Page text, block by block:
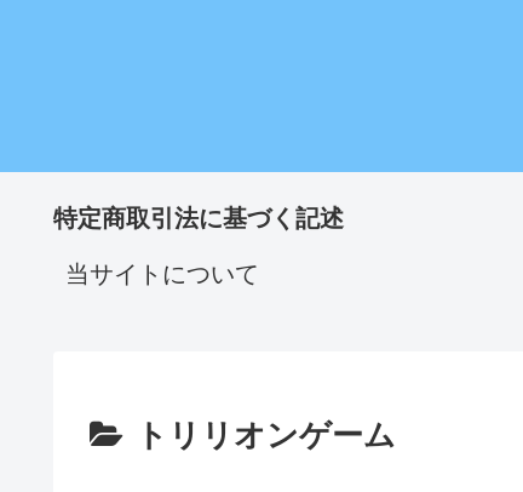
特定商取引法に基づく記述
当サイトについて
トリリオンゲーム